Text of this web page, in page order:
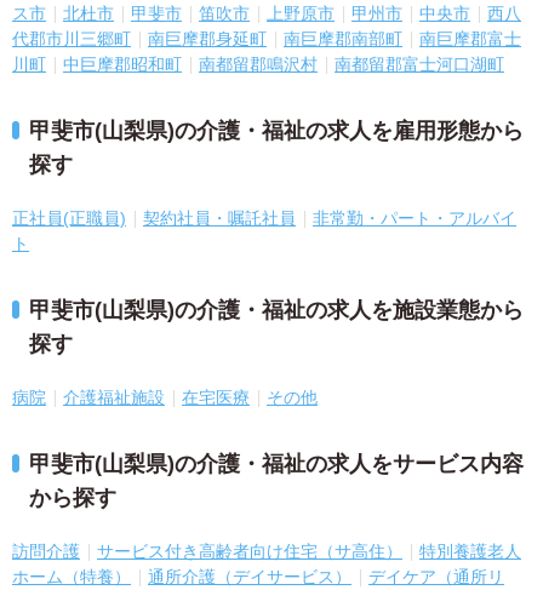
ス市
北杜市 甲斐市 笛吹市 上野原市 甲州市 中央市
西八
代郡市川三郷町
南巨摩郡身延町 南巨摩郡南部町
南巨摩郡富士
川町
中巨摩郡昭和町 南都留郡鳴沢村 南都留郡富士河口湖町
甲斐市(山梨県)の介護・福祉の求人を雇用形態から
探す
正社員(正職員) 契約社員・嘱託社員
非常勤・パート・アルバイ
ト
甲斐市(山梨県)の介護・福祉の求人を施設業態から
探す
病院 介護福祉施設 在宅医療 その他
甲斐市(山梨県)の介護・福祉の求人をサービス内容
から探す
訪問介護 サービス付き高齢者向け住宅（サ高住）
特別養護老人
ホーム（特養）
通所介護（デイサービス）
デイケア（通所リ